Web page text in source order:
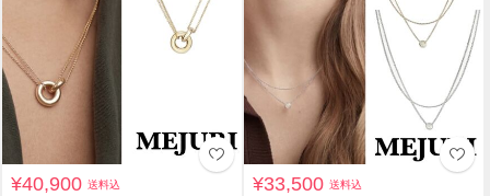
¥40,900送料込 ¥33,500送料込